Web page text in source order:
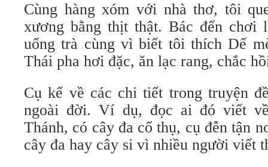
Cùng hàng xóm với nhà thơ, tôi
xương bằng thịt thật. Bác đến chơi
uống trà cùng vì biết tôi thích Dế
Thái pha hơi đặc, ăn lạc rang, chắc
Cụ kể về các chi tiết trong truyện
ngoài đời. Ví dụ, đọc ai đó viết
Thánh, có cây đa cổ thụ, cụ đễn tận
cây đa hay cây si vì nhiều người viết